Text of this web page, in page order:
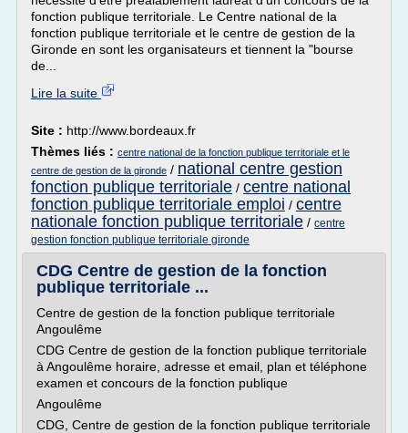
fonction publique territoriale. Le Centre national de la
fonction publique territoriale et le centre de gestion de la
Gironde en sont les organisateurs et tiennent la "bourse
de...
Lire la suite
Site : http://www.bordeaux.fr
Thèmes liés : centre national de la fonction publique territoriale et le
centre de gestion de la gironde / national centre gestion
fonction publique territoriale / centre national
fonction publique territoriale emploi / centre
nationale fonction publique territoriale / centre
gestion fonction publique territoriale gironde
CDG Centre de gestion de la fonction
publique territoriale ...
Centre de gestion de la fonction publique territoriale
Angoulême
CDG Centre de gestion de la fonction publique territoriale
à Angoulême horaire, adresse et email, plan et téléphone
examen et concours de la fonction publique
Angoulême
CDG, Centre de gestion de la fonction publique territoriale